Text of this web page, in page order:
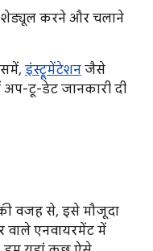
शेड्यूल करने और चलाने
इंस्ट्रूमेंटेशन जैसे
टू-डेट जानकारी दी
वजह से, इसे मौजूदा
वाले एनवायरमेंट में